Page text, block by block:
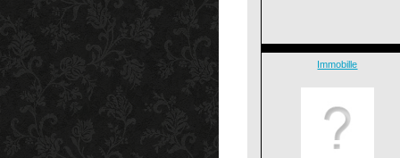
Immobille